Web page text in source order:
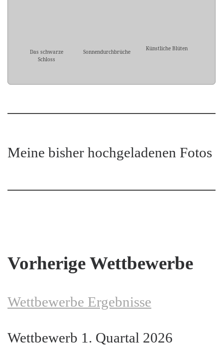
Das schwarze
Schloss
Sonnendurchbrüche Künstliche Blüten
Meine bisher hochgeladenen Fotos
Vorherige Wettbewerbe
Wettbewerbe Ergebnisse
Wettbewerb 1. Quartal 2026